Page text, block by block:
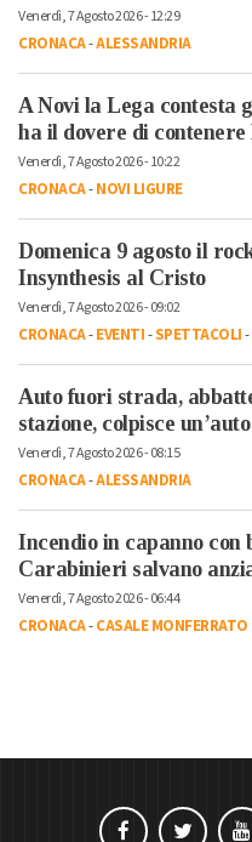
Venerdì, 7 Agosto 2026 - 12:29
CRONACA-ALESSANDRIA
A Novi la Lega contesta
ha il dovere di contenere
Venerdì, 7 Agosto 2026 - 10:22
CRONACA-NOVI LIGURE
Domenica 9 agosto il
Insynthesis al Cristo
Venerdì, 7 Agosto 2026 - 09:02
CRONACA-EVENTI-SPETTACOLI-
Auto fuori strada,
stazione, colpisce
Venerdì, 7 Agosto 2026 - 08:15
CRONACA-ALESSANDRIA
Incendio in capanno con
Carabinieri salvano
Venerdì, 7 Agosto 2026 - 06:44
CRONACA-CASALE MONFERRATO